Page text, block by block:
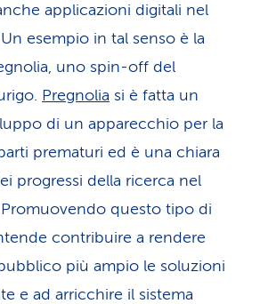
applicazioni digitali nel
esempio in tal senso è la
uno spin-off del
Pregnolia si è fatta un
di un apparecchio per la
prematuri ed è una chiara
progressi della ricerca nel
questo tipo di
contribuire a rendere
più ampio le soluzioni
e ad arricchire il sistema